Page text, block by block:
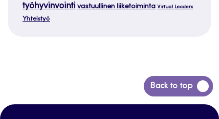
työhyvinvointi vastuullinen liiketoiminta Virtual Leaders
Yhteistyö
Back to top
Siirry
takaisin